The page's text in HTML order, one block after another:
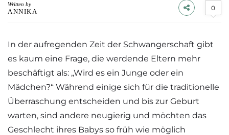
Written by
ANNIKA 0
In der aufregenden Zeit der Schwangerschaft gibt
es kaum eine Frage, die werdende Eltern mehr
beschäftigt als: „Wird es ein Junge oder ein
Mädchen?“ Während einige sich für die traditionelle
Überraschung entscheiden und bis zur Geburt
warten, sind andere neugierig und möchten das
Geschlecht ihres Babys so früh wie möglich